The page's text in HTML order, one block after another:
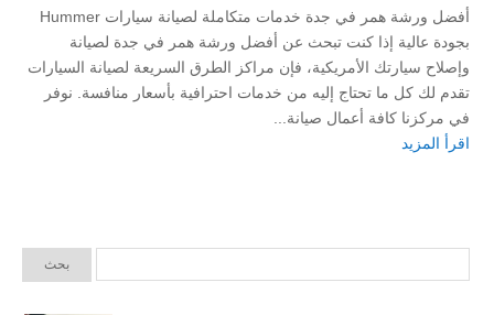
أفضل ورشة همر في جدة خدمات متكاملة لصيانة سيارات Hummer
بجودة عالية إذا كنت تبحث عن أفضل ورشة همر في جدة لصيانة
وإصلاح سيارتك الأمريكية، فإن مراكز الطرق السريعة لصيانة السيارات
تقدم لك كل ما تحتاج إليه من خدمات احترافية بأسعار منافسة. نوفر
في مركزنا كافة أعمال صيانة...
اقرأ المزيد